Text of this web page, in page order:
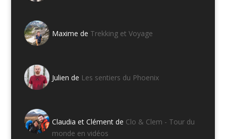
Maxime de Trekking et Voyage
Julien de Les sentiers du Phoenix
Claudia et Clément de Clo & Clem - Tour du
monde en vidéos